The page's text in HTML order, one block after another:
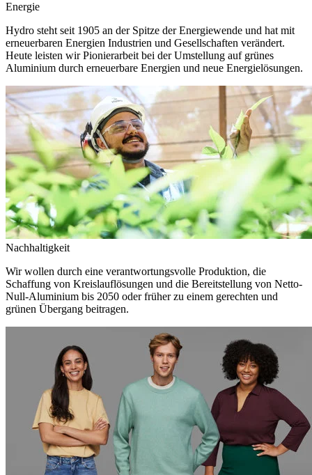
Energie
Hydro steht seit 1905 an der Spitze der Energiewende und hat mit
erneuerbaren Energien Industrien und Gesellschaften verändert.
Heute leisten wir Pionierarbeit bei der Umstellung auf grünes
Aluminium durch erneuerbare Energien und neue Energielösungen.
Nachhaltigkeit
Wir wollen durch eine verantwortungsvolle Produktion, die
Schaffung von Kreislauflösungen und die Bereitstellung von Netto-
Null-Aluminium bis 2050 oder früher zu einem gerechten und
grünen Übergang beitragen.